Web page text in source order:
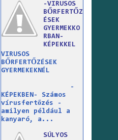
-VIRUSOS
BŐRFERTŐZ
ÉSEK
GYERMEKKO
RBAN-
KÉPEKKEL
VIRUSOS
BŐRFERTŐZÉSEK
GYERMEKEKNÉL
-
KÉPEKBEN- Számos
vírusfertőzés -
amilyen például a
kanyaró, a...
SÚLYOS